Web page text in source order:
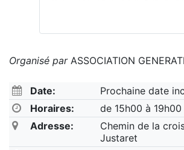
Organisé parASSOCIATION
Date:
Prochaine date
Horaires:
de 15h00 à 19h00
Adresse:
Chemin de la
Justaret